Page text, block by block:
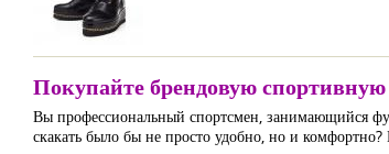
Покупайте брендовую
Вы профессиональный спортсмен, занимающийся
скакать было бы не просто удобно, но и комфортно?